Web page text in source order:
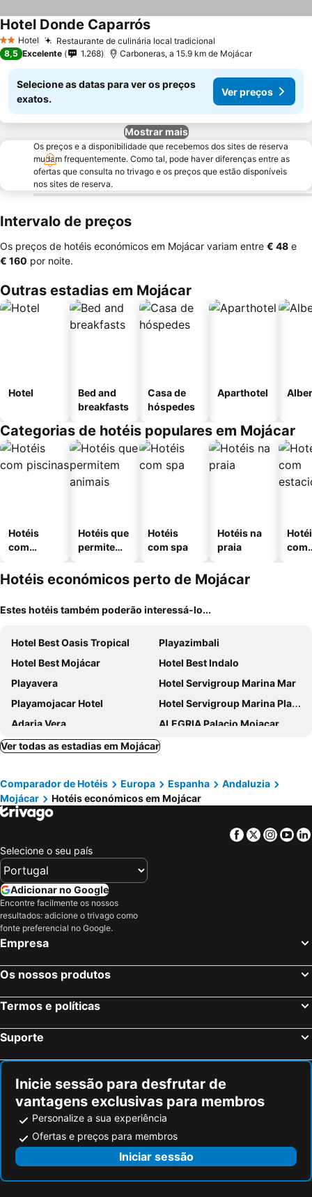
2 Estrelas
Hotel Restaurante de culinária local tradicional
Hotel Donde CaparrósVer preços
8,5 Excelente 1.268 Carboneras, a 15.9 km de Mojácar
Selecione as datas para ver os preços
exatos.
Ver preços
Mostrar mais
Os preços e a disponibilidade que recebemos dos sites de reserva
mudam frequentemente. Como tal, pode haver diferenças entre as
ofertas que consulta no trivago e os preços que estão disponíveis
nos sites de reserva.
Intervalo de preços
Os preços de hotéis económicos em Mojácar variam entre ‎€ 48 e
‎€ 160 por noite.
Outras estadias em Mojácar
Hotel
Bed and
breakfasts
Casa de
hóspedes
Aparthotel
Categorias de hotéis populares em Mojácar
Hotéis
com
Hotéis que
permitem
Hotéis
com spa
Hotéis na
praia
com
Hotéis económicos perto de Mojácar
Estes hotéis também poderão interessá-lo...
Hotel Best Oasis Tropical
Playazimbali
Hotel Best Mojácar
Hotel Best Indalo
Playavera
Hotel Servigroup Marina Mar
Playamojacar Hotel
Hotel Servigroup Marina Playa
Adaria Vera
ALEGRIA Palacio Mojacar
Hotel El Puntazo
Playamojácar
Hotel Carboneras Cabo de Gata
Hotel Terraza Carmona
Hotel Punta del Cantal
Hotel Rancho del Mar
Parador de Mojácar
Avent Verahotel
Botaniq Hotel Boutique
Hotel Mamabels
Hotel El Dorado
Por la zona de Cabo de Gata
Hotel Alboran
Hotel Lucero
Hospedium Hotel Continental
Puerto Marina De Mojacar
Pension Cuatro Vientos
Boutique Hotel El Olivar
Hotel Marazul
Reina
Hotel Mi Casa
Hotel El Trebol
Hostal El Perejil
Ver todas as estadias em Mojácar
Comparador de Hotéis Europa Espanha
Andaluzia
Mojácar
Hotéis económicos em Mojácar
Facebook
Twitter
Selecione o seu país
Adicionar no Google
Encontre facilmente os nossos
resultados: adicione o trivago como
fonte preferencial no Google.
Empresa
Os nossos produtos
Termos e políticas
Suporte
Inicie sessão para desfrutar de
vantagens exclusivas para membros
Personalize a sua experiência
Ofertas e preços para membros
Iniciar sessão